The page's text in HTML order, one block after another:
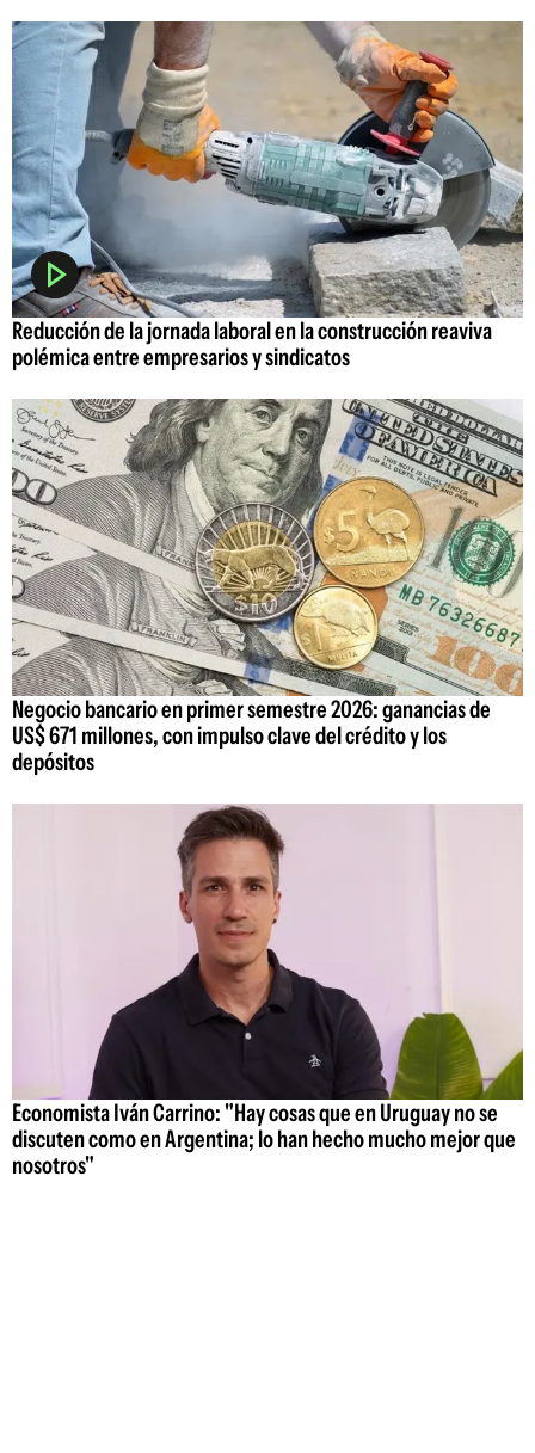
Reducción de la jornada laboral en la construcción reaviva
polémica entre empresarios y sindicatos
Negocio bancario en primer semestre 2026: ganancias de
US$ 671 millones, con impulso clave del crédito y los
depósitos
Economista Iván Carrino: "Hay cosas que en Uruguay no se
discuten como en Argentina; lo han hecho mucho mejor que
nosotros"